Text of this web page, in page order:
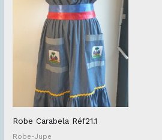
Robe Carabela Réf21.1
Robe-Jupe